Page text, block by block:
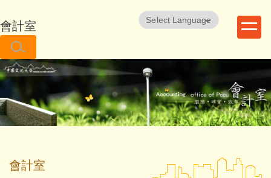
到
主
要
內
容
區
會計室 Translate
會計室